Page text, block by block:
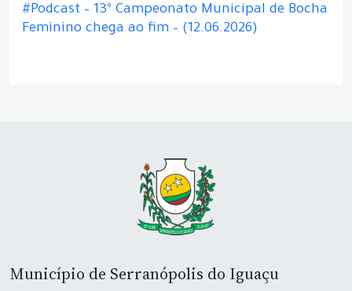
#Podcast – 13º Campeonato Municipal de Bocha
Feminino chega ao fim – (12.06.2026)
Município de Serranópolis do Iguaçu